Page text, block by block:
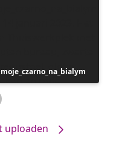
Bericht
gepubliceerd
door
moje_czarno_na_bialym
uploaden